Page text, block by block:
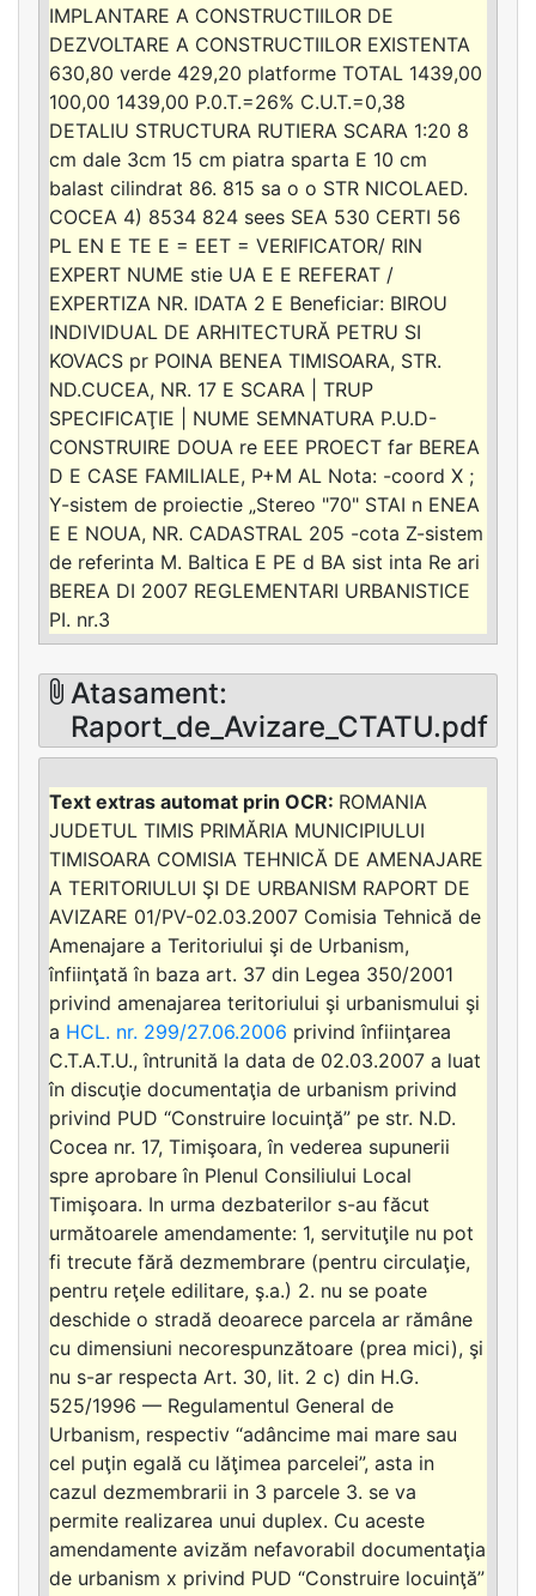
IMPLANTARE A CONSTRUCTIILOR DE
DEZVOLTARE A CONSTRUCTIILOR EXISTENTA
630,80 verde 429,20 platforme TOTAL 1439,00
100,00 1439,00 P.0.T.=26% C.U.T.=0,38
DETALIU STRUCTURA RUTIERA SCARA 1:20 8
cm dale 3cm 15 cm piatra sparta E 10 cm
balast cilindrat 86. 815 sa o o STR NICOLAED.
COCEA 4) 8534 824 sees SEA 530 CERTI 56
PL EN E TE E = EET = VERIFICATOR/ RIN
EXPERT NUME stie UA E E REFERAT /
EXPERTIZA NR. IDATA 2 E Beneficiar: BIROU
INDIVIDUAL DE ARHITECTURĂ PETRU SI
KOVACS pr POINA BENEA TIMISOARA, STR.
ND.CUCEA, NR. 17 E SCARA | TRUP
SPECIFICAŢIE | NUME SEMNATURA P.U.D-
CONSTRUIRE DOUA re EEE PROECT far BEREA
D E CASE FAMILIALE, P+M AL Nota: -coord X ;
Y-sistem de proiectie „Stereo "70" STAI n ENEA
E E NOUA, NR. CADASTRAL 205 -cota Z-sistem
de referinta M. Baltica E PE d BA sist inta Re ari
BEREA DI 2007 REGLEMENTARI URBANISTICE
PI. nr.3
Atasament:
Raport_de_Avizare_CTATU.pdf
ROMANIA
JUDETUL TIMIS PRIMĂRIA MUNICIPIULUI
TIMISOARA COMISIA TEHNICĂ DE AMENAJARE
A TERITORIULUI ŞI DE URBANISM RAPORT DE
AVIZARE 01/PV-02.03.2007 Comisia Tehnică de
Amenajare a Teritoriului şi de Urbanism,
înfiinţată în baza art. 37 din Legea 350/2001
privind amenajarea teritoriului şi urbanismului şi
a HCL. nr. 299/27.06.2006 privind înfiinţarea
C.T.A.T.U., întrunită la data de 02.03.2007 a luat
în discuţie documentaţia de urbanism privind
privind PUD “Construire locuinţă” pe str. N.D.
Cocea nr. 17, Timişoara, în vederea supunerii
spre aprobare în Plenul Consiliului Local
Timişoara. In urma dezbaterilor s-au făcut
următoarele amendamente: 1, servituţile nu pot
fi trecute fără dezmembrare (pentru circulaţie,
pentru reţele edilitare, ş.a.) 2. nu se poate
deschide o stradă deoarece parcela ar rămâne
cu dimensiuni necorespunzătoare (prea mici), şi
nu s-ar respecta Art. 30, lit. 2 c) din H.G.
525/1996 — Regulamentul General de
Urbanism, respectiv “adâncime mai mare sau
cel puţin egală cu lăţimea parcelei”, asta in
cazul dezmembrarii in 3 parcele 3. se va
permite realizarea unui duplex. Cu aceste
amendamente avizăm nefavorabil documentaţia
de urbanism x privind PUD “Construire locuinţă”